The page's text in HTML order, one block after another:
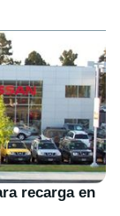
recarga en